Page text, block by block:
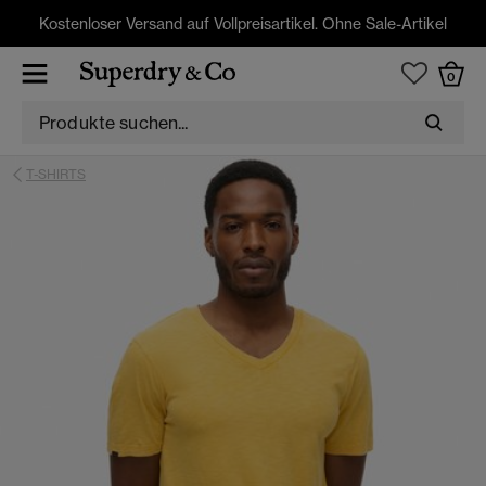
Kostenloser Versand auf Vollpreisartikel. Ohne Sale-Artikel
0
T-SHIRTS